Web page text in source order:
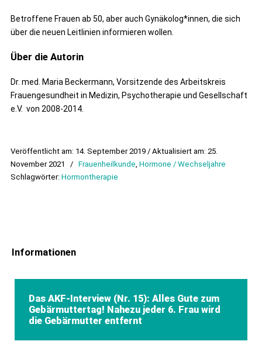
Betroffene Frauen ab 50, aber auch Gynäkolog*innen, die sich
über die neuen Leitlinien informieren wollen.
Über die Autorin
Dr. med. Maria Beckermann, Vorsitzende des Arbeitskreis
Frauengesundheit in Medizin, Psychotherapie und Gesellschaft
e.V. von 2008-2014.
Veröffentlicht am: 14. September 2019 / Aktualisiert am: 25.
November 2021
/ Frauenheilkunde, Hormone / Wechseljahre
Schlagwörter: Hormontherapie
Informationen
Das AKF-Interview (Nr. 15): Alles Gute zum
Gebärmuttertag! Nahezu jeder 6. Frau wird
die Gebärmutter entfernt